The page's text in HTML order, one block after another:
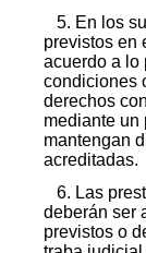
5. En los
previstos en
acuerdo a lo
condiciones
derechos
mediante un
mantengan
acreditadas.
6. Las
deberán ser
previstos o